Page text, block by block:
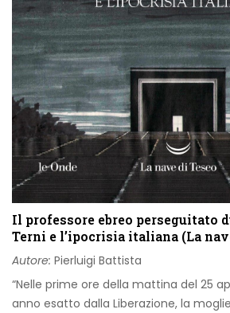
Il professore ebreo perseguitato
Terni e l’ipocrisia italiana (La
Autore: Pierluigi Battista
“Nelle prime ore della mattina del 25
anno esatto dalla Liberazione, la